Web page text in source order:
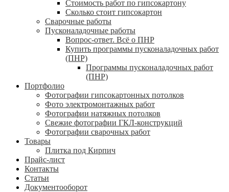
Стоимость работ по гипсокартону
Сколько стоит гипсокартон
Сварочные работы
Пусконаладочные работы
Вопрос-ответ. Всё о ПНР
Купить программы пусконаладочных работ
(ПНР)
Программы пусконаладочных работ
(ПНР)
Портфолио
Фотографии гипсокартонных потолков
Фото электромонтажных работ
Фотографии натяжных потолков
Свежие фотографии ГКЛ-конструкций
Фотографии сварочных работ
Товары
Плитка под Кирпич
Прайс-лист
Контакты
Статьи
Документооборот